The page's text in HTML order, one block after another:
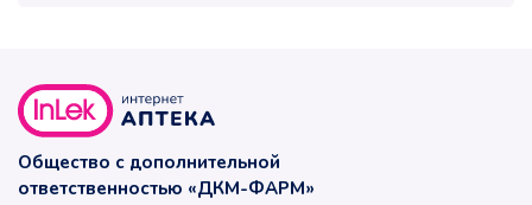
Общество с дополнительной
ответственностью «ДКМ-ФАРМ»